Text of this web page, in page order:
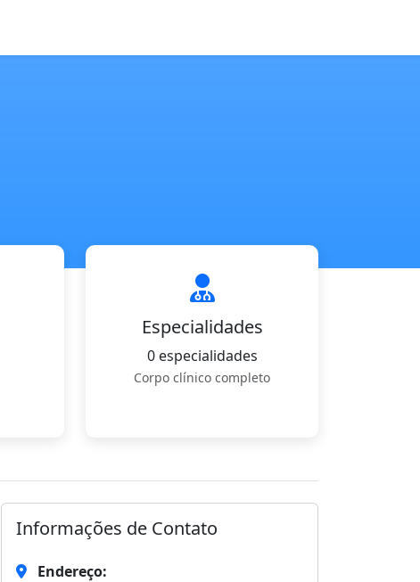
Especialidades
0 especialidades
Corpo clínico completo
Informações de Contato
Endereço: